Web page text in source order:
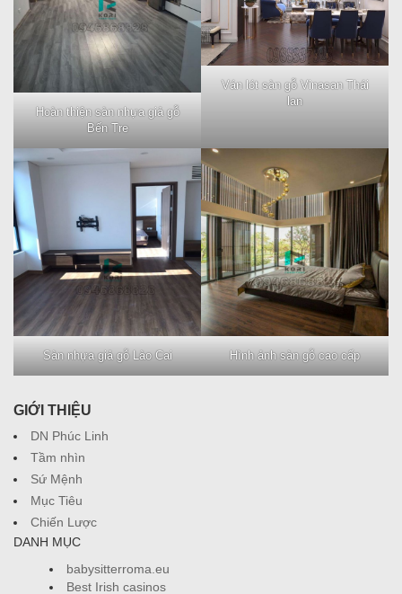
Hoàn thiện sàn nhựa giả gỗ
Bến Tre
Ván lót sàn gỗ Vinasan Thái
lan
Sàn nhựa giả gỗ Lào Cai Hình ảnh sàn gỗ cao cấp
GIỚI THIỆU
DN Phúc Linh
Tầm nhìn
Sứ Mệnh
Mục Tiêu
Chiến Lược
DANH MỤC
babysitterroma.eu
Best Irish casinos